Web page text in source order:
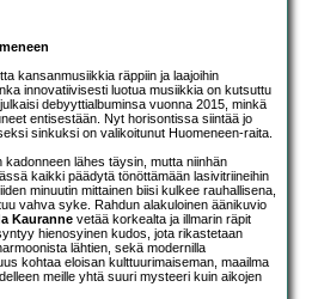
kansanmusiikkia räppiin ja laajoihin
innovatiivisesti luotua musiikkia on kutsuttu
debyyttialbuminsa vuonna 2015, minkä
entisestään. Nyt horisontissa siintää jo
sinkuksi on valikoitunut Huomeneen-raita.
lähes täysin, mutta niinhän
kaikki päädytä tönöttämään lasivitriineihin
minuutin mittainen biisi kulkee rauhallisena,
vahva syke. Rahdun alakuloinen äänikuvio
Kauranne vetää korkealta ja illmarin räpit
hienosyinen kudos, jota rikastetaan
lähtien, sekä modernilla
kohtaa eloisan kulttuurimaiseman, maailma
meille yhtä suuri mysteeri kuin aikojen